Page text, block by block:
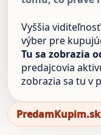
Vyššia viditeľnosť
výber pre
Tu sa zobrazia
predajcovia
zobrazia sa tu v
PredamKupim.sk